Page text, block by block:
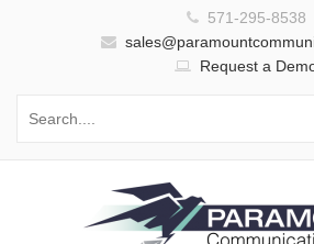
571-295-8538
Request a